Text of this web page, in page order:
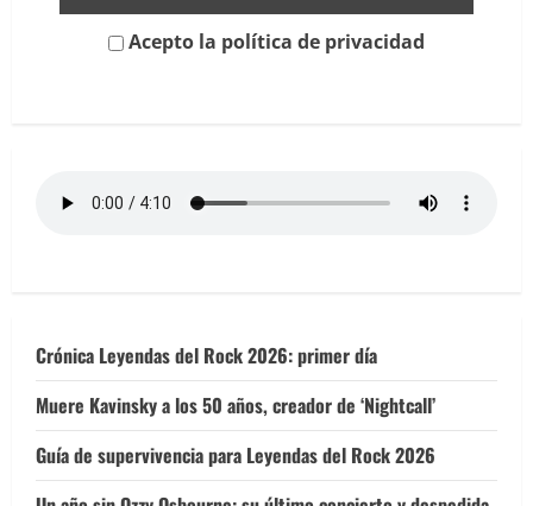
desde
Valencia
Acepto la política de privacidad
Crónica Leyendas del Rock 2026: primer día
Muere Kavinsky a los 50 años, creador de ‘Nightcall’
Guía de supervivencia para Leyendas del Rock 2026